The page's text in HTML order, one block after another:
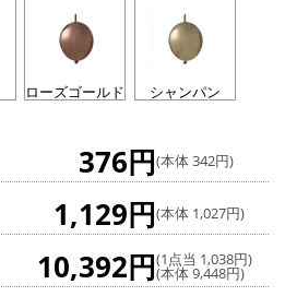
ローズゴールド シャンパン
376円(本体 342円)
1,129円(本体 1,027円)
10,392円(1点当 1,038円)
(本体 9,448円)